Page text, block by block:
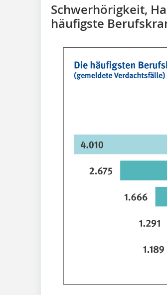
Schwerhörigkeit,
häufigste